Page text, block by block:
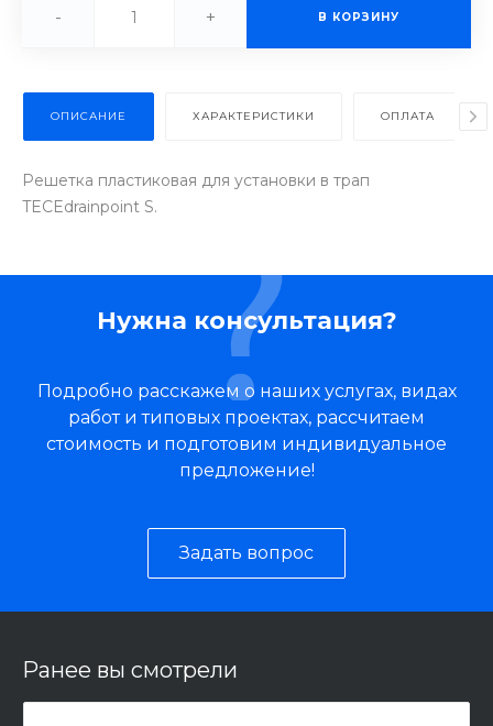
- + В КОРЗИНУ
ОПИСАНИЕ ХАРАКТЕРИСТИКИ ОПЛАТА
Решетка пластиковая для установки в трап
TECEdrainpoint S.
Нужна консультация?
Подробно расскажем о наших услугах, видах
работ и типовых проектах, рассчитаем
стоимость и подготовим индивидуальное
предложение!
Задать вопрос
Ранее вы смотрели